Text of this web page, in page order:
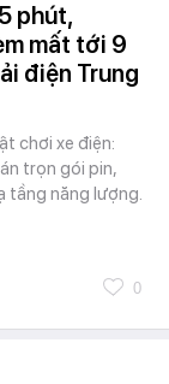
phút,
mất tới 9
điện Trung
chơi xe điện:
trọn gói pin,
tầng năng lượng.
0